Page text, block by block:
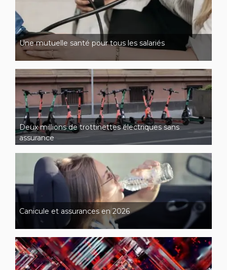
Une mutuelle santé pour tous les salariés
Deux millions de trottinettes électriques sans
assurance
Canicule et assurances en 2026